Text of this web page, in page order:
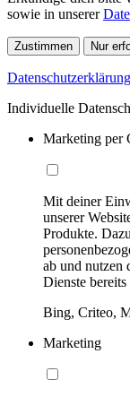
sowie in unserer
Zustimmen Nur
Datenschutzerklärung
Individuelle
Marketing per
Mit deiner
unserer
Produkte.
ab und nutzen
Dienste bereits
Bing, Criteo,
Marketing